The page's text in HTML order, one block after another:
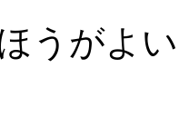
うがよ